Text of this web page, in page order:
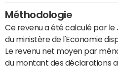
Méthodologie
Ce revenu a été calculé par le
du ministère de l'Economie
Le revenu net moyen par
du montant des déclarations